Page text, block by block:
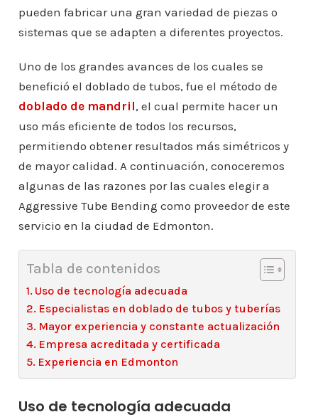
pueden fabricar una gran variedad de piezas o
sistemas que se adapten a diferentes proyectos.
Uno de los grandes avances de los cuales se
benefició el doblado de tubos, fue el método de
doblado de mandril, el cual permite hacer un
uso más eficiente de todos los recursos,
permitiendo obtener resultados más simétricos y
de mayor calidad. A continuación, conoceremos
algunas de las razones por las cuales elegir a
Aggressive Tube Bending como proveedor de este
servicio en la ciudad de Edmonton.
Tabla de contenidos
Uso de tecnología adecuada
Especialistas en doblado de tubos y tuberías
Mayor experiencia y constante actualización
Empresa acreditada y certificada
Experiencia en Edmonton
Uso de tecnología adecuada